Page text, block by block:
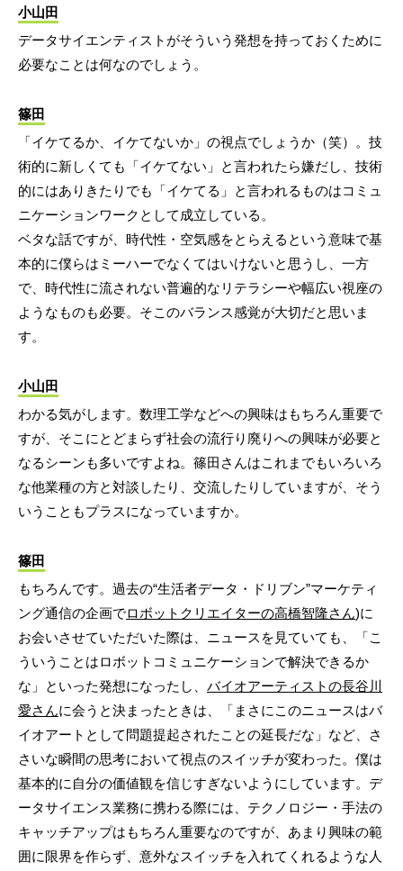
小山田
データサイエンティストがそういう発想を持っておくために
必要なことは何なのでしょう。
篠田
「イケてるか、イケてないか」の視点でしょうか（笑）。技
術的に新しくても「イケてない」と言われたら嫌だし、技術
的にはありきたりでも「イケてる」と言われるものはコミュ
ニケーションワークとして成立している。
ベタな話ですが、時代性・空気感をとらえるという意味で基
本的に僕らはミーハーでなくてはいけないと思うし、一方
で、時代性に流されない普遍的なリテラシーや幅広い視座の
ようなものも必要。そこのバランス感覚が大切だと思いま
す。
小山田
わかる気がします。数理工学などへの興味はもちろん重要で
すが、そこにとどまらず社会の流行り廃りへの興味が必要と
なるシーンも多いですよね。篠田さんはこれまでもいろいろ
な他業種の方と対談したり、交流したりしていますが、そう
いうこともプラスになっていますか。
篠田
もちろんです。過去の“生活者データ・ドリブン”マーケティ
ング通信の企画でロボットクリエイターの高橋智隆さん)に
お会いさせていただいた際は、ニュースを見ていても、「こ
ういうことはロボットコミュニケーションで解決できるか
な」といった発想になったし、 バイオアーティストの長谷川
愛さんに会うと決まったときは、「まさにこのニュースはバ
イオアートとして問題提起されたことの延長だな」など、さ
さいな瞬間の思考において視点のスイッチが変わった。僕は
基本的に自分の価値観を信じすぎないようにしています。デ
ータサイエンス業務に携わる際には、テクノロジー・手法の
キャッチアップはもちろん重要なのですが、あまり興味の範
囲に限界を作らず、意外なスイッチを入れてくれるような人